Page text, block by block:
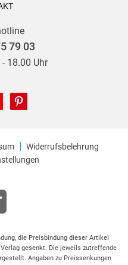
79 03
18.00 Uhr
Widerrufsbelehrung
die Preisbindung dieser Artikel
gesenkt. Die jeweils zutreffende
Angaben zu Preissenkungen